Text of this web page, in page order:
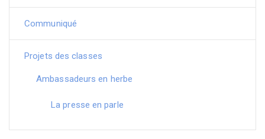
Communiqué
Projets des classes
Ambassadeurs en herbe
La presse en parle